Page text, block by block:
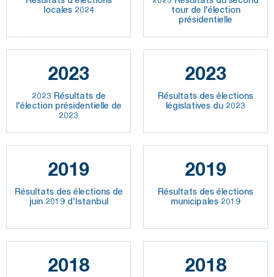
locales 2024
tour de l'élection
présidentielle
2023
2023 Résultats de
l'élection présidentielle de
2023
2023
Résultats des élections
législatives du 2023
2019
Résultats des élections de
juin 2019 d'Istanbul
2019
Résultats des élections
municipales 2019
2018 2018